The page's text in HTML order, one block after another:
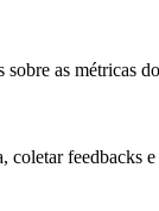
as métricas
feedbacks